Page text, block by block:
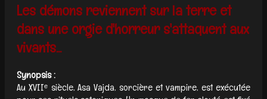
Les démons reviennent sur la terre et
dans une orgie d'horreur s'attaquent aux
vivants...
Synopsis :
Au XVIIᵉ siècle, Asa Vajda, sorcière et vampire, est exécutée